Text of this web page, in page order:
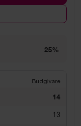
25%
Budgivare
14
13